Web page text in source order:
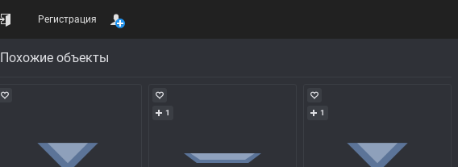
Похожие объекты
1 1
Регистрация